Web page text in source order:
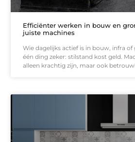
Efficiënter werken in bouw en
juiste machines
Wie dagelijks actief is in bouw, infra
één ding zeker: stilstand kost geld.
alleen krachtig zijn, maar ook